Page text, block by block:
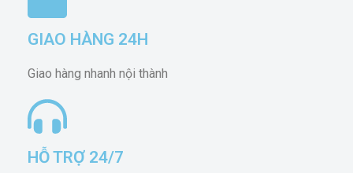
GIAO HÀNG 24H
Giao hàng nhanh nội thành
HỖ TRỢ 24/7